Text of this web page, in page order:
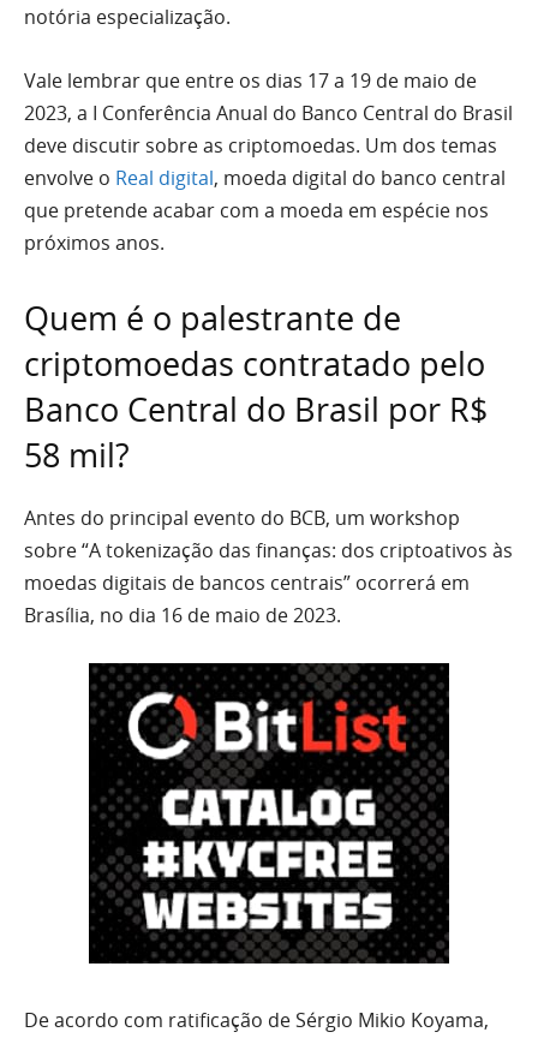
notória especialização.
Vale lembrar que entre os dias 17 a 19 de maio de
2023, a I Conferência Anual do Banco Central do Brasil
deve discutir sobre as criptomoedas. Um dos temas
envolve o Real digital, moeda digital do banco central
que pretende acabar com a moeda em espécie nos
próximos anos.
Quem é o palestrante de
criptomoedas contratado pelo
Banco Central do Brasil por R$
58 mil?
Antes do principal evento do BCB, um workshop
sobre “A tokenização das finanças: dos criptoativos às
moedas digitais de bancos centrais” ocorrerá em
Brasília, no dia 16 de maio de 2023.
De acordo com ratificação de Sérgio Mikio Koyama,